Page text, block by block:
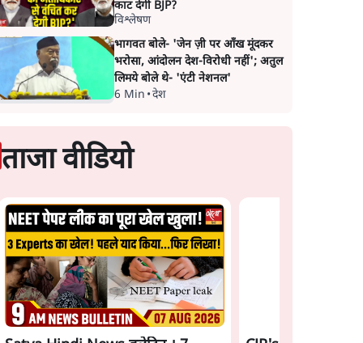
काट देगी BJP?
विश्लेषण
भागवत बोले- 'जेन ज़ी पर आँख मूंदकर
भरोसा, आंदोलन देश-विरोधी नहीं'; अतुल
लिमये बोले थे- 'एंटी नेशनल'
6 Min •देश
ताजा वीडियो